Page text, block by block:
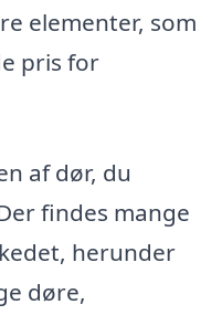
elementer, som
pris for
af dør, du
findes mange
herunder
døre,